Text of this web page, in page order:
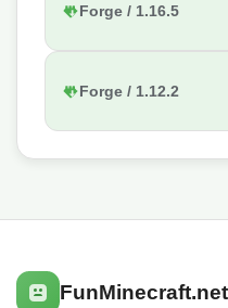
Forge / 1.16.5
Forge / 1.12.2
FunMinecraft.net